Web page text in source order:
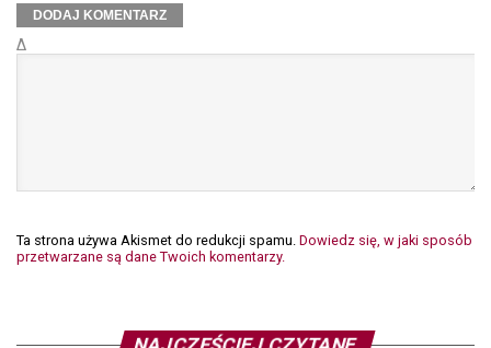
Δ
Ta strona używa Akismet do redukcji spamu. Dowiedz się, w jaki sposób
przetwarzane są dane Twoich komentarzy.